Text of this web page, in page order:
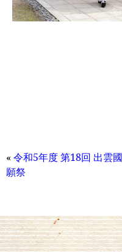
« 令和5年度 第18回 出雲
願祭